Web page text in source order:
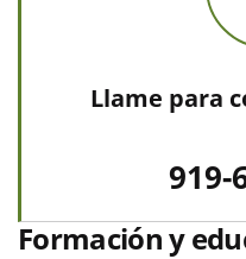
Llame para
919-
Formación y